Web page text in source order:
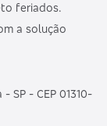
feriados.
a solução
SP - CEP 01310-